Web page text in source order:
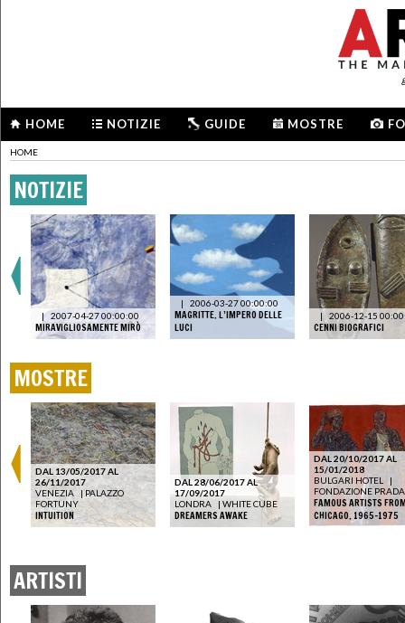
HOME NOTIZIE GUIDE MOSTRE
HOME
NOTIZIE
| 2007-04-27 00:00:00
MIRAVIGLIOSAMENTE MIRÒ
| 2006-03-27 00:00:00
MAGRITTE. L’IMPERO DELLE
LUCI
| 2006-12-15
CENNI BIOGRAFICI
MOSTRE
DAL 13/05/2017 AL
26/11/2017
VENEZIA | PALAZZO
FORTUNY
INTUITION
DAL 28/06/2017 AL
17/09/2017
LONDRA
| WHITE CUBE
DREAMERS AWAKE
DAL 20/10/2017 AL
15/01/2018
BULGARI HOTEL
|
FONDAZIONE PRADA
FAMOUS ARTISTS
CHICAGO. 1965-1975
ARTISTI